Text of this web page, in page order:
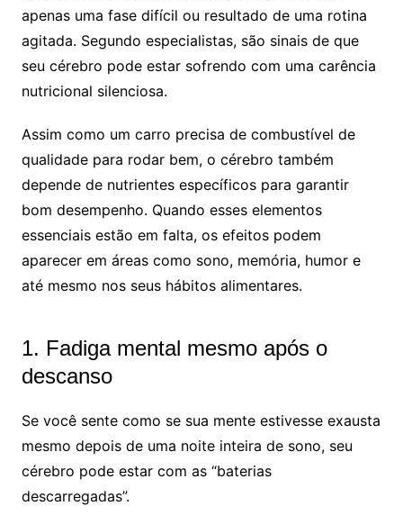
apenas uma fase difícil ou resultado de uma rotina
agitada. Segundo especialistas, são sinais de que
seu cérebro pode estar sofrendo com uma carência
nutricional silenciosa.
Assim como um carro precisa de combustível de
qualidade para rodar bem, o cérebro também
depende de nutrientes específicos para garantir
bom desempenho. Quando esses elementos
essenciais estão em falta, os efeitos podem
aparecer em áreas como sono, memória, humor e
até mesmo nos seus hábitos alimentares.
1. Fadiga mental mesmo após o
descanso
Se você sente como se sua mente estivesse exausta
mesmo depois de uma noite inteira de sono, seu
cérebro pode estar com as “baterias
descarregadas”.